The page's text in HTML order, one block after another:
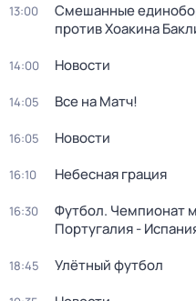
13:00
Смешанные
против Хоакина
14:00 Новости
14:05 Все на Матч!
16:05 Новости
16:10 Небесная грация
16:30
Футбол. Чемпионат
Португалия -
18:45 Улётный футбол